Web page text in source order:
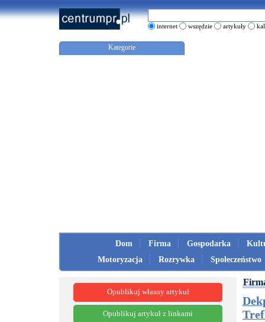
internet wszędzie artykuły
Kategorie
Dom Firma Gospodarka
Motoryzacja
Rozrywka Społeczeństwo
Opublikuj własny artykuł
Opublikuj artykuł z linkami